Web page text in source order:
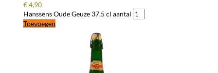
€4,90
Hanssens Oude Geuze 37,5 cl aantal
Toevoegen